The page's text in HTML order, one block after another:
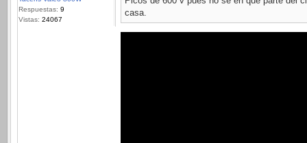
Respuestas: 9
Vistas: 24067
casa.